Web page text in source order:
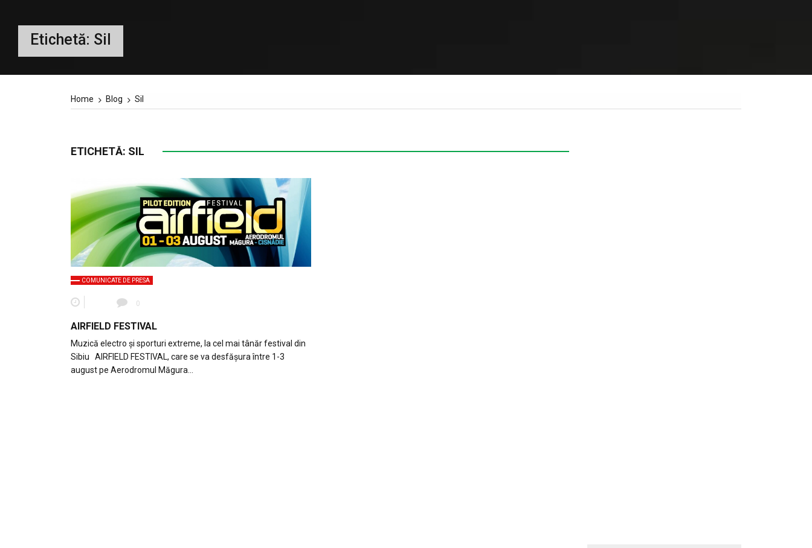
Etichetă: Sil
Home Blog Sil
ETICHETĂ: SIL
COMUNICATE DE PRESA
0
AIRFIELD FESTIVAL
Muzică electro și sporturi extreme, la cel mai tânăr festival din
Sibiu AIRFIELD FESTIVAL, care se va desfășura între 1-3
august pe Aerodromul Măgura…